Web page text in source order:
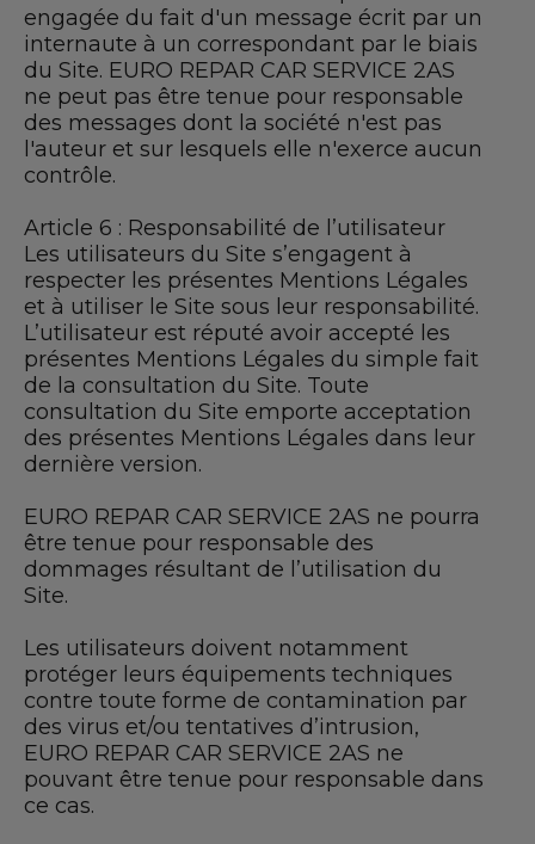
engagée du fait d'un message écrit par un
internaute à un correspondant par le biais
du Site. EURO REPAR CAR SERVICE 2AS
ne peut pas être tenue pour responsable
des messages dont la société n'est pas
l'auteur et sur lesquels elle n'exerce aucun
contrôle.
Article 6 : Responsabilité de l’utilisateur
Les utilisateurs du Site s’engagent à
respecter les présentes Mentions Légales
et à utiliser le Site sous leur responsabilité.
L’utilisateur est réputé avoir accepté les
présentes Mentions Légales du simple fait
de la consultation du Site. Toute
consultation du Site emporte acceptation
des présentes Mentions Légales dans leur
dernière version.
EURO REPAR CAR SERVICE 2AS ne pourra
être tenue pour responsable des
dommages résultant de l’utilisation du
Site.
Les utilisateurs doivent notamment
protéger leurs équipements techniques
contre toute forme de contamination par
des virus et/ou tentatives d’intrusion,
EURO REPAR CAR SERVICE 2AS ne
pouvant être tenue pour responsable dans
ce cas.